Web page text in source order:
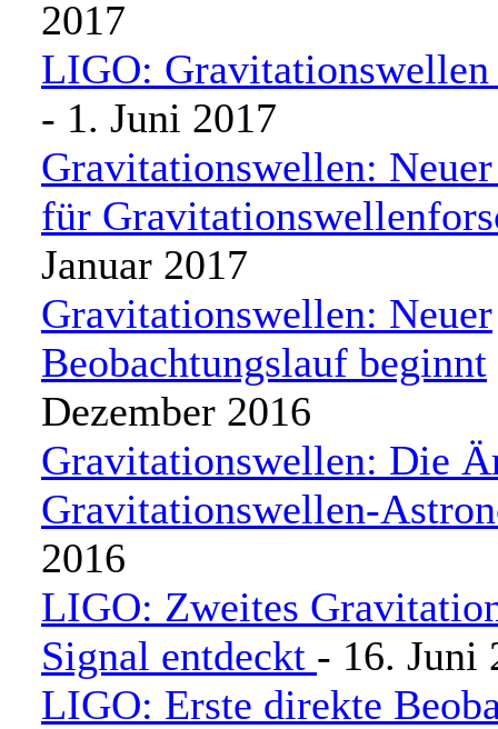
2017
LIGO:
- 1. Juni 2017
Gravitationswellen:
für
Januar 2017
Gravitationswellen: Neuer
Beobachtungslauf beginnt
Dezember 2016
Gravitationswellen: Die
Gravitationswellen-
2016
LIGO: Zweites
Signal entdeckt - 16. Juni
LIGO: Erste direkte